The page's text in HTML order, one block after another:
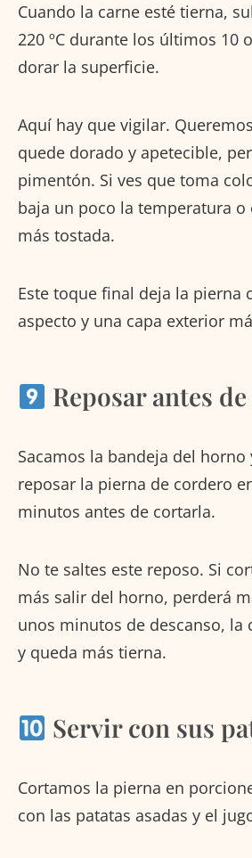
Cuando la carne esté tierna,
220 ºC durante los últimos 10
dorar la superficie.
Aquí hay que vigilar.
quede dorado y apetecible,
pimentón. Si ves que toma
baja un poco la temperatura o
más tostada.
Este toque final deja la pierna
aspecto y una capa exterior
Reposar antes
Sacamos la bandeja del horno
reposar la pierna de cordero
minutos antes de cortarla.
No te saltes este reposo. Si
más salir del horno, perderá
unos minutos de descanso, la
y queda más tierna.
Servir con sus
Cortamos la pierna en
con las patatas asadas y el